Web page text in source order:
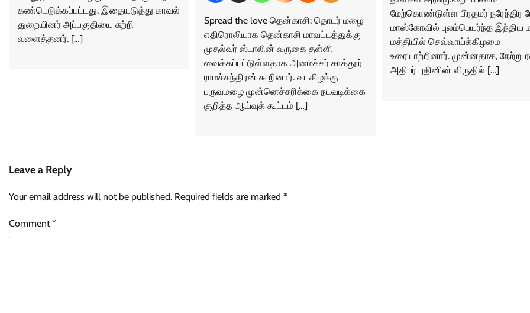
கண்டெடுக்கப்பட்டது. இதையடுத்து காவல்
துறையினர் அப்பகுதியை சுற்றி
வளைத்தனர். […]
Spread the love தென்காசி: தொடர் மழை
எதிரொலியாக தென்காசி மாவட்டத்துக்கு
முதல்வர் ஸ்டாலின் வருகை தள்ளி
வைக்கப்பட்டுள்ளதாக அமைச்சர் சாத்தூர்
ராமச்சந்திரன் கூறினார். வடகிழக்கு
பருவமழை முன்னெச்சரிக்கை நடவடிக்கை
குறித்த ஆய்வுக் கூட்டம் […]
மேற்கொண்டுள்ள பிரதமர் நரேந்திர
மாஸ்கோவில் புலம்பெயர்ந்த இந்திய
மத்தியில் செவ்வாய்க்கிழமை
உரையாற்றினார். முன்னதாக, நேற்று
அதிபர் புதினின் விருதில் […]
Leave a Reply
Your email address will not be published. Required fields are marked *
Comment*